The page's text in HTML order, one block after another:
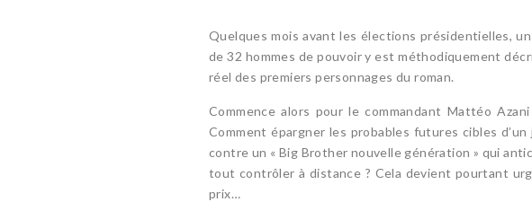
Quelques mois avant les élections présidentielles,
de 32 hommes de pouvoir y est méthodiquement
réel des premiers personnages du roman.
Commence alors pour le commandant Mattéo
Comment épargner les probables futures cibles
contre un « Big Brother nouvelle génération » qui
tout contrôler à distance ? Cela devient pourtant
prix…